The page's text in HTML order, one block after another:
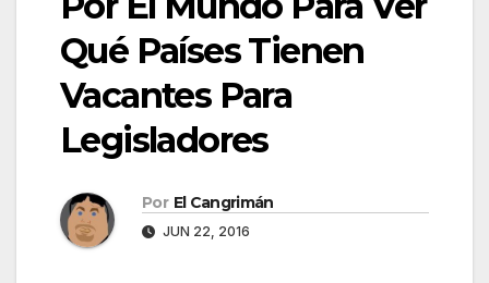
Qué Países Tienen
Vacantes Para
Legisladores
Por El Cangrimán
JUN 22, 2016